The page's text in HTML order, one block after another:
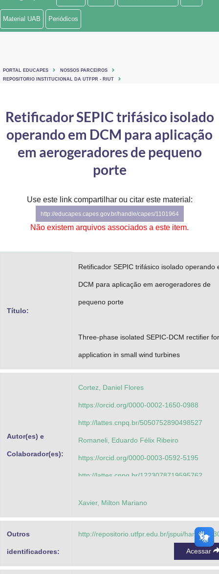
Ministério de Minas e Energia
Ministério do Turismo
Controladoria-Geral da União
Ministério da Mulher, da Família e dos Direitos Humanos
Gabinete de Segurança Institucional
Advocacia-Geral da União
Material UAB Periódicos
PORTAL EDUCAPES
NOSSOS PARCEIROS
REPOSITORIO INSTITUCIONAL DA UTFPR - RIUT
Retificador SEPIC trifásico isolado
operando em DCM para aplicação
em aerogeradores de pequeno
porte
Use este link compartilhar ou citar este material:
http://educapes.capes.gov.br/handle/capes/1101964
Não existem arquivos associados a este item.
Título:
Retificador SEPIC trifásico isolado operando
DCM para aplicação em aerogeradores de
pequeno porte
Three-phase isolated SEPIC-DCM rectifier for
application in small wind turbines
Autor(es) e
Colaborador(es):
Cortez, Daniel Flores
https://orcid.org/0000-0002-1650-0988
http://lattes.cnpq.br/5050752890498527
Romaneli, Eduardo Félix Ribeiro
https://orcid.org/0000-0003-0592-5195
http://lattes.cnpq.br/1223078719595762
http://lattes.cnpq.br/5050752890498527
Xavier, Milton Mariano
Outros
identificadores:
http://repositorio.utfpr.edu.br/jspui/handle/1/
Acessar